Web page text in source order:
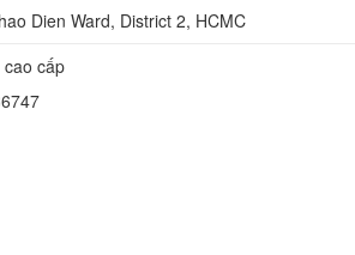
Dien Ward, District 2, HCMC
cấp